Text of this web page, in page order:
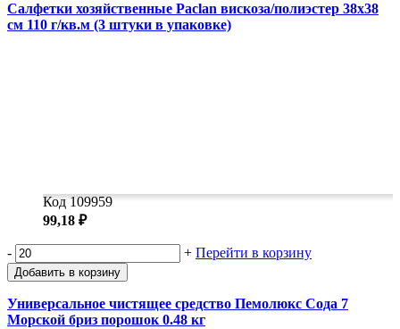
Салфетки хозяйственные Paclan вискоза/полиэстер 38x38
см 110 г/кв.м (3 штуки в упаковке)
Код 109959
99,18 ₽
- + Перейти в корзину
Добавить в корзину
Универсальное чистящее средство Пемолюкс Сода 7
Морской бриз порошок 0.48 кг